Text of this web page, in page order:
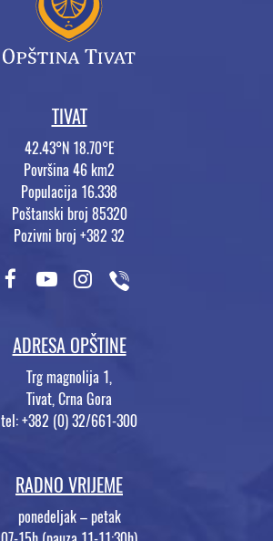
TIVAT
42.43°N 18.70°E
Površina 46 km2
Populacija 16.338
Poštanski broj 85320
Pozivni broj +382 32
ADRESA OPŠTINE
Trg magnolija 1,
Tivat, Crna Gora
tel: +382 (0) 32/661-300
RADNO VRIJEME
ponedeljak – petak